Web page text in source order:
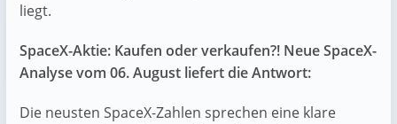
liegt.
SpaceX-Aktie: Kaufen oder verkaufen?! Neue SpaceX-
Analyse vom 06. August liefert die Antwort:
Die neusten SpaceX-Zahlen sprechen eine klare